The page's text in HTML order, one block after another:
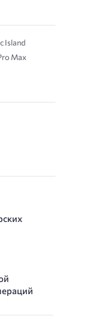
Island
Max